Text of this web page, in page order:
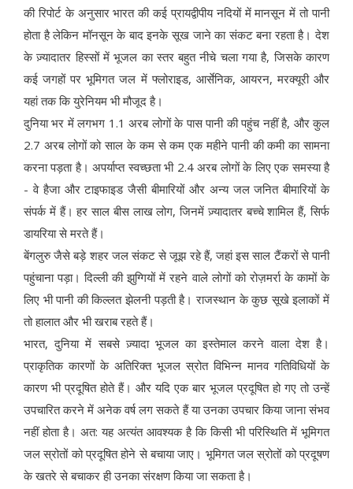
की रिपोर्ट के अनुसार भारत की कई प्रायद्वीपीय नदियों में मानसून में तो पानी
होता है लेकिन मॉनसून के बाद इनके सूख जाने का संकट बना रहता है। देश
के ज़्यादातर हिस्सों में भूजल का स्तर बहुत नीचे चला गया है, जिसके कारण
कई जगहों पर भूमिगत जल में फ्लोराइड, आर्सेनिक, आयरन, मरक्यूरी और
यहां तक कि युरेनियम भी मौजूद है।
दुनिया भर में लगभग 1.1 अरब लोगों के पास पानी की पहुंच नहीं है, और कुल
2.7 अरब लोगों को साल के कम से कम एक महीने पानी की कमी का सामना
करना पड़ता है। अपर्याप्त स्वच्छता भी 2.4 अरब लोगों के लिए एक समस्या है
- वे हैजा और टाइफाइड जैसी बीमारियों और अन्य जल जनित बीमारियों के
संपर्क में हैं। हर साल बीस लाख लोग, जिनमें ज़्यादातर बच्चे शामिल हैं, सिर्फ
डायरिया से मरते हैं।
बेंगलुरु जैसे बड़े शहर जल संकट से जूझ रहे हैं, जहां इस साल टैंकरों से पानी
पहुंचाना पड़ा। दिल्ली की झुग्गियों में रहने वाले लोगों को रोज़मर्रा के कामों के
लिए भी पानी की किल्लत झेलनी पड़ती है। राजस्थान के कुछ सूखे इलाकों में
तो हालात और भी खराब रहते हैं।
भारत, दुनिया में सबसे ज़्यादा भूजल का इस्तेमाल करने वाला देश है।
प्राकृतिक कारणों के अतिरिक्त भूजल स्रोत विभिन्न मानव गतिविधियों के
कारण भी प्रदूषित होते हैं। और यदि एक बार भूजल प्रदूषित हो गए तो उन्हें
उपचारित करने में अनेक वर्ष लग सकते हैं या उनका उपचार किया जाना संभव
नहीं होता है। अत: यह अत्यंत आवश्यक है कि किसी भी परिस्थिति में भूमिगत
जल स्रोतों को प्रदूषित होने से बचाया जाए। भूमिगत जल स्रोतों को प्रदूषण
के खतरे से बचाकर ही उनका संरक्षण किया जा सकता है।